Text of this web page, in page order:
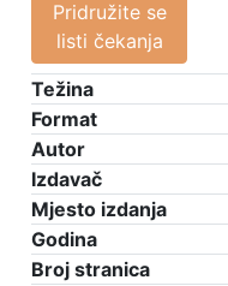
Pridružite se
listi čekanja
Težina
Format
Autor
Izdavač
Mjesto izdanja
Godina
Broj stranica